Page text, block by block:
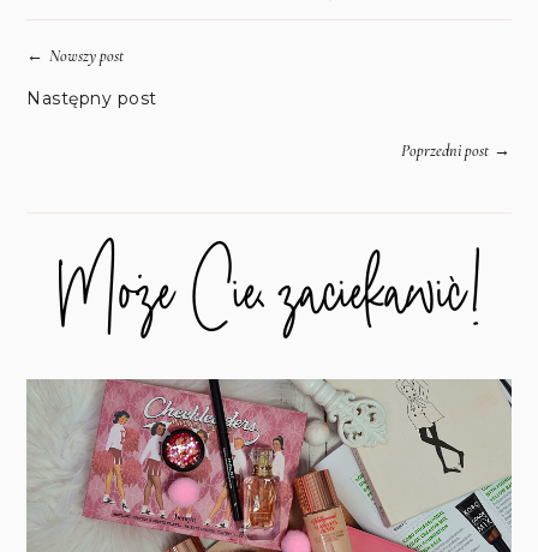
← Nowszy post
Następny post
Poprzedni post→